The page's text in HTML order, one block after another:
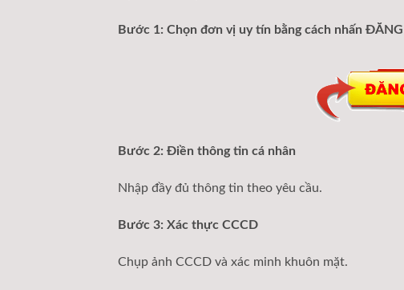
Bước 1: Chọn đơn vị uy tín bằng cách nhấn
Bước 2: Điền thông tin cá nhân
Nhập đầy đủ thông tin theo yêu cầu.
Bước 3: Xác thực CCCD
Chụp ảnh CCCD và xác minh khuôn mặt.